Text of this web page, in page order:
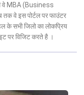
वे MBA (Business
वे इस पोर्टल पर फाउंटर
के सभी जिलो का लोकप्रिय
पर विजिट करते है ।